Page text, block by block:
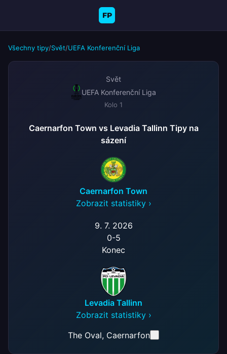
FP
Všechny tipy/Svět/UEFA Konferenční Liga
Svět
UEFA Konferenční Liga
Kolo 1
Caernarfon Town vs Levadia Tallinn Tipy na
sázení
Caernarfon Town
Zobrazit statistiky ›
9. 7. 2026
0-5
Konec
Levadia Tallinn
Zobrazit statistiky ›
The Oval, Caernarfon